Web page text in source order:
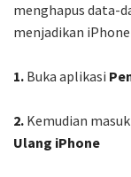
menghapus data-
menjadikan
1. Buka aplikasi
2. Kemudian
Ulang iPhone